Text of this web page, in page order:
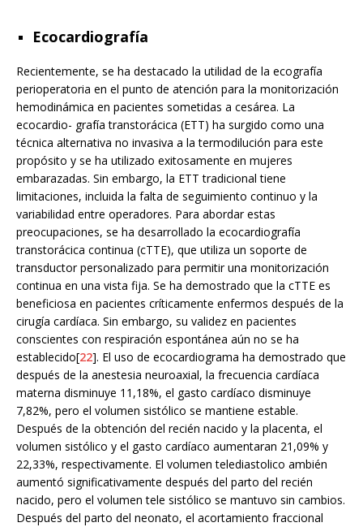
Ecocardiografía
Recientemente, se ha destacado la utilidad de la ecografía
perioperatoria en el punto de atención para la monitorización
hemodinámica en pacientes sometidas a cesárea. La
ecocardio- grafía transtorácica (ETT) ha surgido como una
técnica alternativa no invasiva a la termodilución para este
propósito y se ha utilizado exitosamente en mujeres
embarazadas. Sin embargo, la ETT tradicional tiene
limitaciones, incluida la falta de seguimiento continuo y la
variabilidad entre operadores. Para abordar estas
preocupaciones, se ha desarrollado la ecocardiografía
transtorácica continua (cTTE), que utiliza un soporte de
transductor personalizado para permitir una monitorización
continua en una vista fija. Se ha demostrado que la cTTE es
beneficiosa en pacientes críticamente enfermos después de la
cirugía cardíaca. Sin embargo, su validez en pacientes
conscientes con respiración espontánea aún no se ha
establecido[22]. El uso de ecocardiograma ha demostrado que
después de la anestesia neuroaxial, la frecuencia cardíaca
materna disminuye 11,18%, el gasto cardíaco disminuye
7,82%, pero el volumen sistólico se mantiene estable.
Después de la obtención del recién nacido y la placenta, el
volumen sistólico y el gasto cardíaco aumentaran 21,09% y
22,33%, respectivamente. El volumen telediastolico ambién
aumentó significativamente después del parto del recién
nacido, pero el volumen tele sistólico se mantuvo sin cambios.
Después del parto del neonato, el acortamiento fraccional